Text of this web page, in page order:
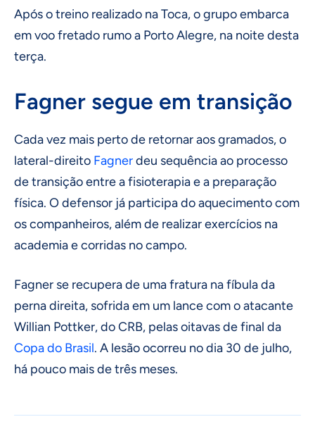
Após o treino realizado na Toca, o grupo embarca
em voo fretado rumo a Porto Alegre, na noite desta
terça.
Fagner segue em transição
Cada vez mais perto de retornar aos gramados, o
lateral-direito Fagnerdeu sequência ao processo
de transição entre a fisioterapia e a preparação
física. O defensor já participa do aquecimento com
os companheiros, além de realizar exercícios na
academia e corridas no campo.
Fagner se recupera de uma fratura na fíbula da
perna direita, sofrida em um lance com o atacante
Willian Pottker, do CRB, pelas oitavas de final da
Copa do Brasil. A lesão ocorreu no dia 30 de julho,
há pouco mais de três meses.